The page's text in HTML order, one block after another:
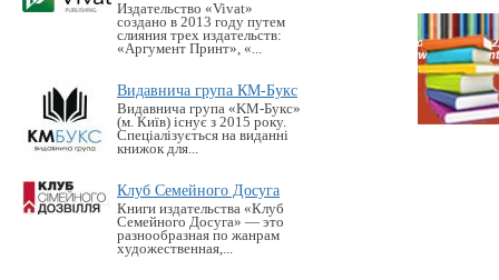
Издательство «Vivat»
создано в 2013 году путем
слияния трех издательств:
«Аргумент Принт», «...
Видавнича група КМ-Букс
Видавнича група «KM-Букс»
(м. Київ) існує з 2015 року.
Спеціалізується на виданні
книжок для...
Клуб Семейного Досуга
Книги издательства «Клуб
Семейного Досуга» — это
разнообразная по жанрам
художественная,...